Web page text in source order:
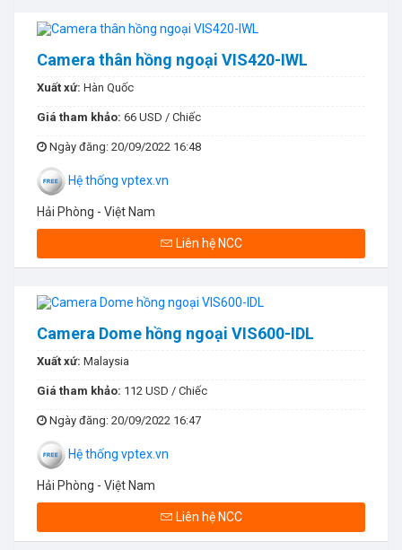
Camera thân hồng ngoại VIS420-IWL
Xuất xứ: Hàn Quốc
Giá tham khảo: 66 USD / Chiếc
Ngày đăng: 20/09/2022 16:48
Hệ thống vptex.vn
Hải Phòng - Việt Nam
Liên hệ NCC
Camera Dome hồng ngoại VIS600-IDL
Xuất xứ: Malaysia
Giá tham khảo: 112 USD / Chiếc
Ngày đăng: 20/09/2022 16:47
Hệ thống vptex.vn
Hải Phòng - Việt Nam
Liên hệ NCC